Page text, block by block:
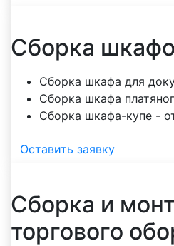
Сборка
Сборка шкафа для
Сборка шкафа
Сборка шкафа-купе -
Оставить заявку
Сборка и
торгового